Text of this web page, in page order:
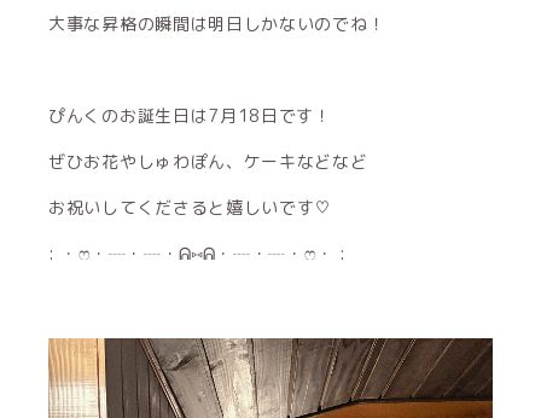
大事な昇格の瞬間は明日しかないのでね！
ぴんくのお誕生日は7月18日です！
ぜひお花やしゅわぽん、ケーキなどなど
お祝いしてくださると嬉しいです♡
: ・ෆ・┈・┈・ᕱ⑅ᕱ・┈・┈・ෆ・ :